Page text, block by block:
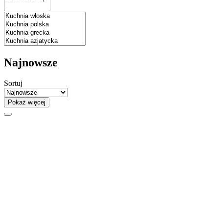
Najnowsze
Sortuj
Pokaż więcej